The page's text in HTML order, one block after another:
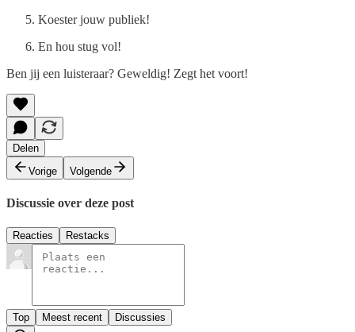
Koester jouw publiek!
En hou stug vol!
Ben jij een luisteraar? Geweldig! Zegt het voort!
Delen
Vorige
Volgende
Discussie over deze post
Reacties Restacks
Top Meest recent Discussies